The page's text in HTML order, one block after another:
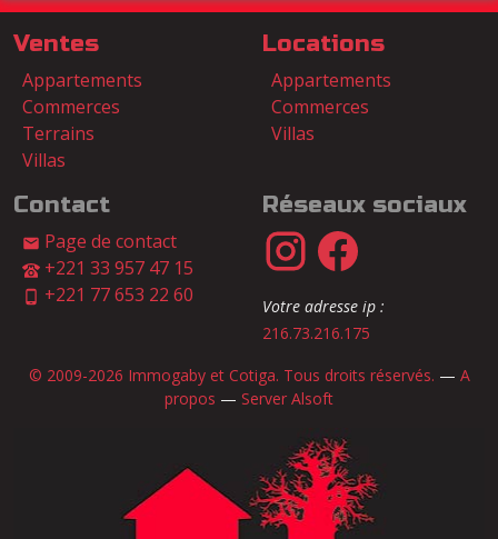
Ventes
Appartements
Commerces
Terrains
Villas
Locations
Appartements
Commerces
Villas
Contact
Page de contact
+221 33 957 47 15
+221 77 653 22 60
Réseaux sociaux
Votre adresse ip :
216.73.216.175
© 2009-2026 Immogaby et Cotiga. Tous droits réservés. — A
propos — Server Alsoft